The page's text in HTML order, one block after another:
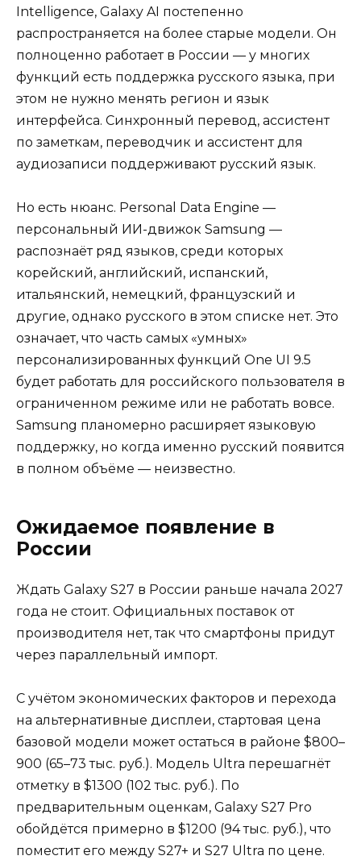
Intelligence, Galaxy AI постепенно
распространяется на более старые модели. Он
полноценно работает в России — у многих
функций есть поддержка русского языка, при
этом не нужно менять регион и язык
интерфейса. Синхронный перевод, ассистент
по заметкам, переводчик и ассистент для
аудиозаписи поддерживают русский язык.
Но есть нюанс. Personal Data Engine —
персональный ИИ-движок Samsung —
распознаёт ряд языков, среди которых
корейский, английский, испанский,
итальянский, немецкий, французский и
другие, однако русского в этом списке нет. Это
означает, что часть самых «умных»
персонализированных функций One UI 9.5
будет работать для российского пользователя в
ограниченном режиме или не работать вовсе.
Samsung планомерно расширяет языковую
поддержку, но когда именно русский появится
в полном объёме — неизвестно.
Ожидаемое появление в
России
Ждать Galaxy S27 в России раньше начала 2027
года не стоит. Официальных поставок от
производителя нет, так что смартфоны придут
через параллельный импорт.
С учётом экономических факторов и перехода
на альтернативные дисплеи, стартовая цена
базовой модели может остаться в районе $800–
900 (65–73 тыс. руб.). Модель Ultra перешагнёт
отметку в $1300 (102 тыс. руб.). По
предварительным оценкам, Galaxy S27 Pro
обойдётся примерно в $1200 (94 тыс. руб.), что
поместит его между S27+ и S27 Ultra по цене.